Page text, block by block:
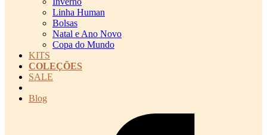
Linha Human
Bolsas
Natal e Ano Novo
Copa do Mundo
KITS
COLEÇÕES
SALE
Blog